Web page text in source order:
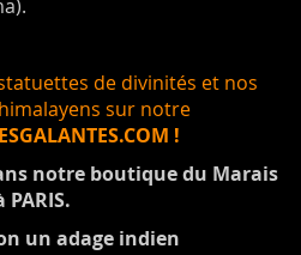
de divinités et nos
sur notre
!
notre boutique du Marais
PARIS.
un adage indien